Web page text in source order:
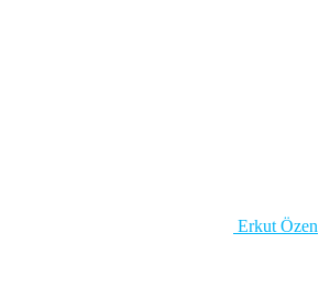
Erkut Özen